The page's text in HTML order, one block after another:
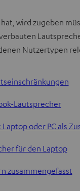
wird zugeben
Nutzertypen
Lautsprecher
oder PC als
für den Laptop
zusammengefasst